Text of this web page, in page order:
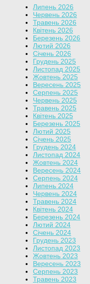
Липень 2026
Червень 2026
Травень 2026
Квітень 2026
Березень 2026
Лютий 2026
Січень 2026
Грудень 2025
Листопад 2025
Жовтень 2025
Вересень 2025
Серпень 2025
Червень 2025
Травень 2025
Квітень 2025
Березень 2025
Лютий 2025
Січень 2025
Грудень 2024
Листопад 2024
Жовтень 2024
Вересень 2024
Серпень 2024
Липень 2024
Червень 2024
Травень 2024
Квітень 2024
Березень 2024
Лютий 2024
Січень 2024
Грудень 2023
Листопад 2023
Жовтень 2023
Вересень 2023
Серпень 2023
Травень 2023